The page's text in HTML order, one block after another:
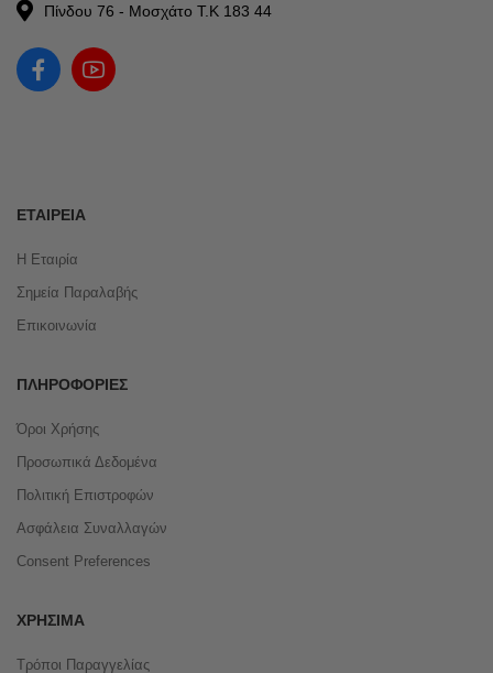
Πίνδου 76 - Μοσχάτο Τ.Κ 183 44
ΕΤΑΙΡΕΊΑ
Η Εταιρία
Σημεία Παραλαβής
Επικοινωνία
ΠΛΗΡΟΦΟΡΊΕΣ
Όροι Χρήσης
Προσωπικά Δεδομένα
Πολιτική Επιστροφών
Ασφάλεια Συναλλαγών
Consent Preferences
ΧΡΉΣΙΜΑ
Τρόποι Παραγγελίας